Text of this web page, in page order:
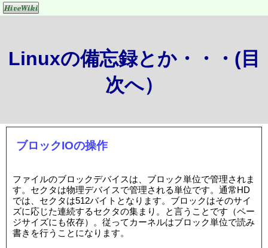
Linuxの備忘録とか・・・(目
次へ）
ブロックIOの操作
ファイルのブロックデバイスは、ブロック単位で管理されま
す。セクタは物理デバイスで管理される単位です。通常HD
では、セクタは512バイトとなります。ブロックはそのサイ
ズに応じた連続するセクタの集まり。と言うことです（ペー
ジサイズにも依存）。従ってカーネルはブロック単位で読み
書きを行うことになります。